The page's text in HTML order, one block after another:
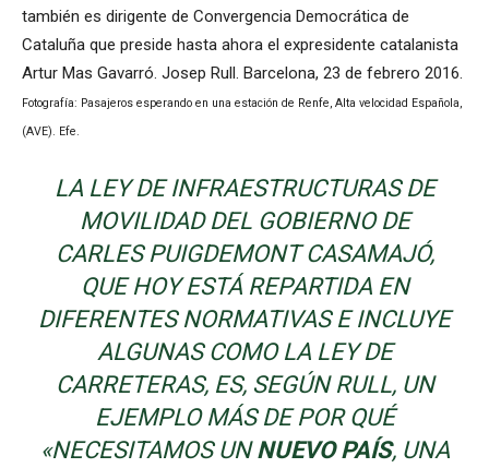
también es dirigente de Convergencia Democrática de
Cataluña que preside hasta ahora el expresidente catalanista
Artur Mas Gavarró. Josep Rull. Barcelona, 23 de febrero 2016.
Fotografía: Pasajeros esperando en una estación de Renfe, Alta velocidad Española,
(AVE). Efe.
LA LEY DE INFRAESTRUCTURAS DE
MOVILIDAD DEL GOBIERNO DE
CARLES PUIGDEMONT CASAMAJÓ,
QUE HOY ESTÁ REPARTIDA EN
DIFERENTES NORMATIVAS E INCLUYE
ALGUNAS COMO LA LEY DE
CARRETERAS, ES, SEGÚN RULL, UN
EJEMPLO MÁS DE POR QUÉ
«NECESITAMOS UNNUEVO PAÍS, UNA